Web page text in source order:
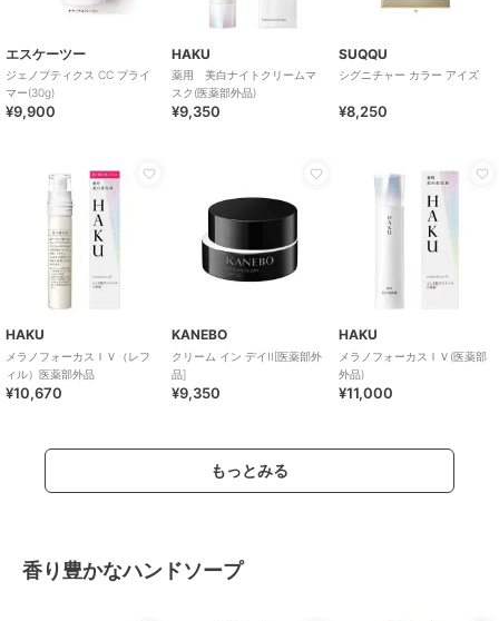
エスケーツー
ジェノプティクス CC プライ
マー(30g)
¥9,900
HAKU
薬用 美白ナイトクリームマ
スク(医薬部外品)
¥9,350
SUQQU
シグニチャー カラー アイズ
¥8,250
HAKU
メラノフォーカスＩＶ（レフ
ィル）医薬部外品
¥10,670
KANEBO
クリーム イン デイII[医薬部外
品]
¥9,350
HAKU
メラノフォーカスＩＶ(医薬部
外品)
¥11,000
もっとみる
香り豊かなハンドソープ